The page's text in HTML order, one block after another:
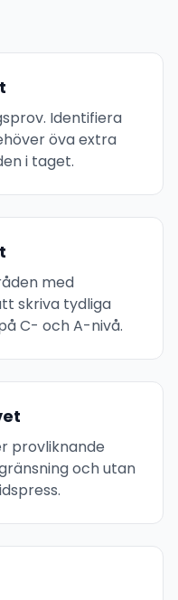
Identifiera
öva extra
i taget.
med
skriva tydliga
C- och A-nivå.
provliknande
och utan